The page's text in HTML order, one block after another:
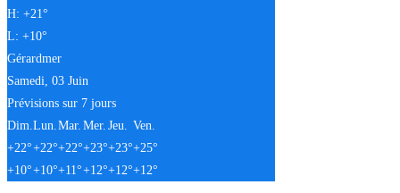
H: +21°
L: +10°
Gérardmer
Samedi, 03 Juin
Prévisions sur 7 jours
Dim.Lun.Mar. Mer. Jeu. Ven.
+22°+22°+22°+23°+23°+25°
+10°+10°+11°+12°+12°+12°